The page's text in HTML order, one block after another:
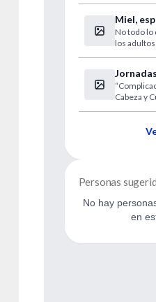
Miel,
niños
No todo lo
los adultos
Cirugía
Cabeza y
Personas
No hay
en